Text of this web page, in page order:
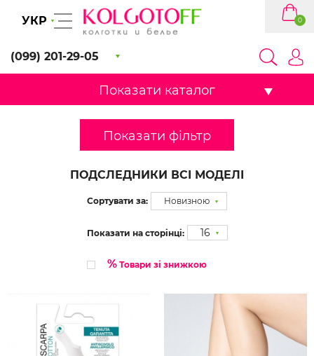
УКР
(099) 201-29-05
0
Показати каталог
Показати фільтр
ПОДСЛЕДНИКИ ВСІ МОДЕЛІ
Сортувати за: Новизною
Показати на сторінці: 16
% Товари зі знижкою